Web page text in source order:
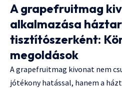
A grapefruitmag
alkalmazása
tisztítószerként:
megoldások
A grapefruitmag kivonat nem
jótékony hatással, hanem a